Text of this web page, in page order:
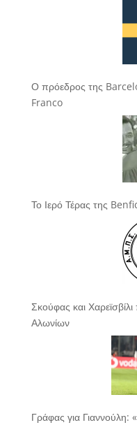
Ο πρόεδρος της
Franco
Το Ιερό Τέρας της
Σκούφας και
Αλωνίων
Γράφας για Γιαννούλη: